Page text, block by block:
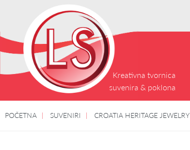
Kreativna tvornica
suvenira & poklona
POČETNA SUVENIRI CROATIA HERITAGE JEWELRY